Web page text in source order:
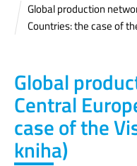
Global production
Countries: the case of
Global
Central
case of the
kniha)